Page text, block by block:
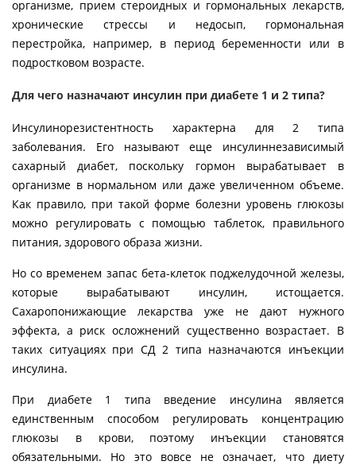
организме, прием стероидных и гормональных лекарств,
хронические стрессы и недосып, гормональная
перестройка, например, в период беременности или в
подростковом возрасте.
Для чего назначают инсулин при диабете 1 и 2 типа?
Инсулинорезистентность характерна для 2 типа
заболевания. Его называют еще инсулиннезависимый
сахарный диабет, поскольку гормон вырабатывает в
организме в нормальном или даже увеличенном объеме.
Как правило, при такой форме болезни уровень глюкозы
можно регулировать с помощью таблеток, правильного
питания, здорового образа жизни.
Но со временем запас бета-клеток поджелудочной железы,
которые вырабатывают инсулин, истощается.
Сахаропонижающие лекарства уже не дают нужного
эффекта, а риск осложнений существенно возрастает. В
таких ситуациях при СД 2 типа назначаются инъекции
инсулина.
При диабете 1 типа введение инсулина является
единственным способом регулировать концентрацию
глюкозы в крови, поэтому инъекции становятся
обязательными. Но это вовсе не означает, что диету